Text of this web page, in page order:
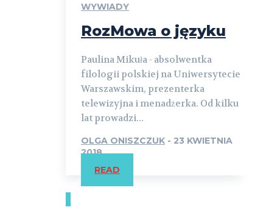
WYWIADY
RozMowa o języku
Paulina Mikuła - absolwentka
filologii polskiej na Uniwersytecie
Warszawskim, prezenterka
telewizyjna i menadżerka. Od kilku
lat prowadzi...
OLGA ONISZCZUK - 23 KWIETNIA
2018
READ